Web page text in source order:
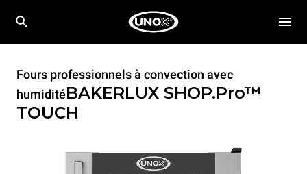
Fours professionnels à convection avec
humiditéBAKERLUX SHOP.Pro™
TOUCH